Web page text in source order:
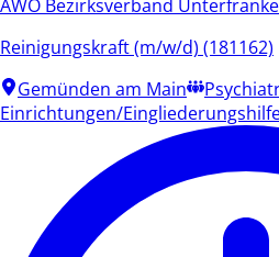
AWO Bezirksverband
Reinigungskraft (m/w/d) (181162)
Gemünden am Main
Einrichtungen/